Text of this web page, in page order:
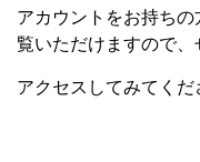
アカウントをお持ち
覧いただけますので、
アクセスしてみてくだ